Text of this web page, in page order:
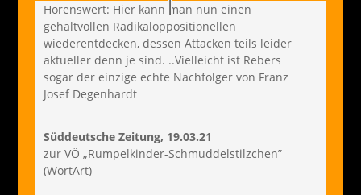
Hörenswert: Hier kann man nun einen
gehaltvollen Radikaloppositionellen
wiederentdecken, dessen Attacken teils leider
aktueller denn je sind. ..Vielleicht ist Rebers
sogar der einzige echte Nachfolger von Franz
Josef Degenhardt
Süddeutsche Zeitung, 19.03.21
zur VÖ „Rumpelkinder-Schmuddelstilzchen”
(WortArt)